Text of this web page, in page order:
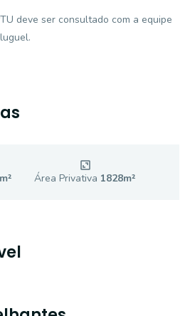
deve ser consultado com a equipe
m² Área Privativa 1828m²